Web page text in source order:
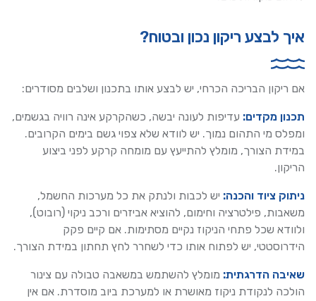
איך לבצע ריקון נכון ובטוח?
אם ריקון הבריכה הכרחי, יש לבצע אותו בתכנון ושלבים מסודרים:
תכנון מקדים: עדיפות לעונה יבשה, כשהקרקע אינה רוויה בגשמים,
ומפלס מי התהום נמוך. יש לוודא שלא צפוי גשם בימים הקרובים.
במידת הצורך, מומלץ להתייעץ עם מומחה קרקע לפני ביצוע
הריקון.
ניתוק ציוד והכנה: יש לכבות ולנתק את כל מערכות החשמל,
משאבות, פילטרציה וחימום, להוציא אביזרים ורכב ניקוי (רובוט),
ולוודא שכל פתחי הניקוז נקיים מסתימות. אם קיים פקק
הידרוסטטי, יש לפתוח אותו כדי לשחרר לחץ תחתון במידת הצורך.
שאיבה הדרגתית: מומלץ להשתמש במשאבה טבולה עם צינור
הולכה לנקודת ניקוז מאושרת או למערכת ביוב מוסדרת. אם אין